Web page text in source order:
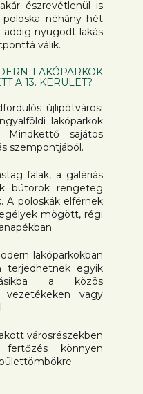
észrevétlenül is
néhány hét
addig nyugodt lakás
válik.
LAKÓPARKOK
A 13. KERÜLET?
újlipótvárosi
lakóparkok
sajátos
szempontjából.
falak, a galériás
bútorok rengeteg
A poloskák elférnek
mögött, régi
lakóparkokban
terjedhetnek egyik
a közös
vezetékeken vagy
városrészekben
könnyen